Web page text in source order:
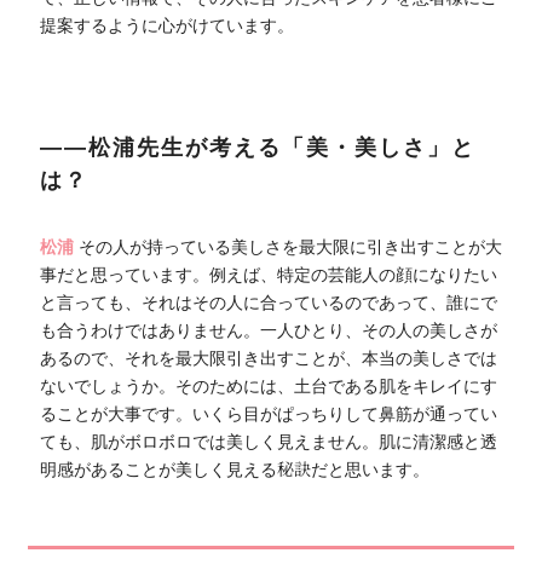
提案するように心がけています。
――松浦先生が考える「美・美しさ」と
は？
松浦 その人が持っている美しさを最大限に引き出すことが大
事だと思っています。例えば、特定の芸能人の顔になりたい
と言っても、それはその人に合っているのであって、誰にで
も合うわけではありません。一人ひとり、その人の美しさが
あるので、それを最大限引き出すことが、本当の美しさでは
ないでしょうか。そのためには、土台である肌をキレイにす
ることが大事です。いくら目がぱっちりして鼻筋が通ってい
ても、肌がボロボロでは美しく見えません。肌に清潔感と透
明感があることが美しく見える秘訣だと思います。